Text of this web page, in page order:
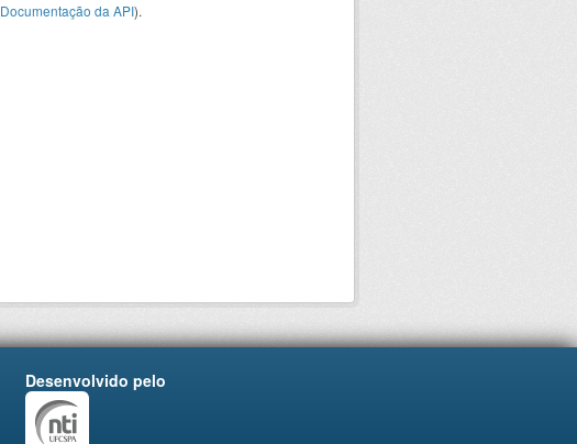
Documentação da API).
Desenvolvido pelo